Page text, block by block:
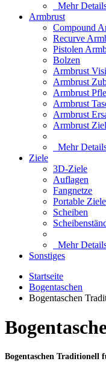
Mehr
Armbrust
Compound
Recurve
Pistolen
Bolzen
Armbrust
Armbrust
Armbrust
Armbrust
Armbrust
Armbrust
Mehr
Ziele
3D-Ziele
Auflagen
Fangnetze
Portable Ziele
Scheiben
Mehr
Sonstiges
Startseite
Bogentaschen
Bogentaschen
Bogentaschen Traditionell